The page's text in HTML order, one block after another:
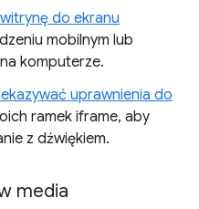
do ekranu
mobilnym lub
na komputerze.
uprawnienia do
ramek iframe, aby
z dźwiękiem.
media